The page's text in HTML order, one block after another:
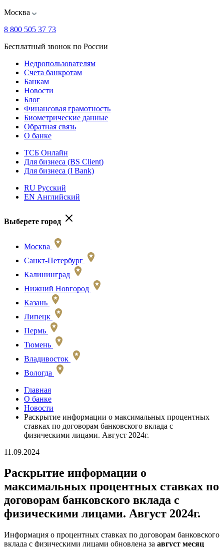
Москва
8 800 505 37 73
Бесплатный звонок по России
Недропользователям
Счета банкротам
Банкам
Новости
Блог
Финансовая грамотность
Биометрические данные
Обратная связь
О банке
ТСБ Онлайн
Для бизнеса (BS Client)
Для бизнеса (I Bank)
RU Русский
EN Английский
Выберете город
Москва
Санкт-Петербург
Калининград
Нижний Новгород
Казань
Липецк
Пермь
Тюмень
Владивосток
Вологда
Главная
О банке
Новости
Раскрытие информации о максимальных процентных
ставках по договорам банковского вклада с
физическими лицами. Август 2024г.
11.09.2024
Раскрытие информации о
максимальных процентных ставках по
договорам банковского вклада с
физическими лицами. Август 2024г.
Информация о процентных ставках по договорам банковского
вклада с физическими лицами обновлена за август месяц